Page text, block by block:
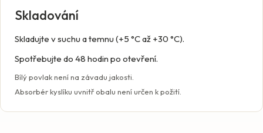
Skladování
Skladujte v suchu a temnu (+5 °C až +30 °C).
Spotřebujte do 48 hodin po otevření.
Bílý povlak není na závadu jakosti.
Absorbér kyslíku uvnitř obalu není určen k požití.